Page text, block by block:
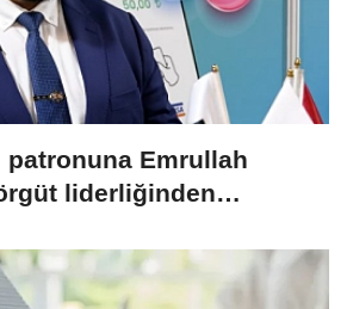
patronuna Emrullah
liderliğinden
el konuldu